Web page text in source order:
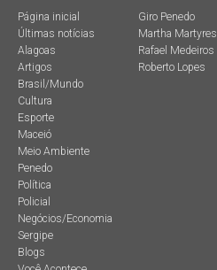
Página inicial
Últimas notícias
Alagoas
Artigos
Brasil/Mundo
Cultura
Esporte
Maceió
Meio Ambiente
Penedo
Política
Policial
Negócios/Economia
Sergipe
Blogs
Giro Penedo
Martha Martyres
Rafael Medeiros
Roberto Lopes